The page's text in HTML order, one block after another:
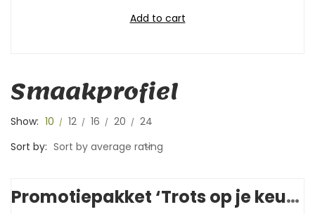
Add to cart
Smaakprofiel
Show: 10 12 16 20
24
Sort by: Sort by average rating
Promotiepakket ‘Trots op je keurmerk’